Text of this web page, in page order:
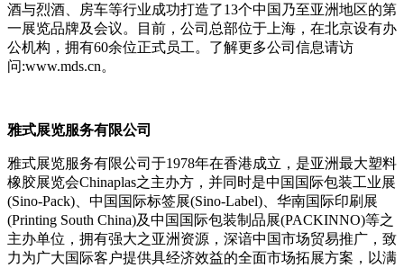
酒与烈酒、房车等行业成功打造了13个中国乃至亚洲地区的第
一展览品牌及会议。目前，公司总部位于上海，在北京设有办
公机构，拥有60余位正式员工。了解更多公司信息请访
问:www.mds.cn。
雅式展览服务有限公司
雅式展览服务有限公司于1978年在香港成立，是亚洲最大塑料
橡胶展览会Chinaplas之主办方，并同时是中国国际包装工业展
(Sino-Pack)、中国国际标签展(Sino-Label)、华南国际印刷展
(Printing South China)及中国国际包装制品展(PACKINNO)等之
主办单位，拥有强大之亚洲资源，深谙中国市场贸易推广，致
力为广大国际客户提供具经济效益的全面市场拓展方案，以满